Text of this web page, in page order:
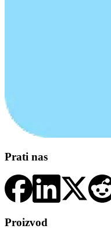
Prati nas
Proizvod